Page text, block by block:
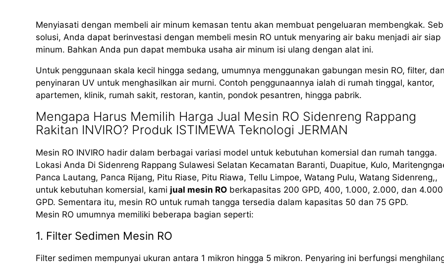
Menyiasati dengan membeli air minum kemasan tentu akan membuat pengeluaran membengkak.
solusi, Anda dapat berinvestasi dengan membeli mesin RO untuk menyaring air baku menjadi air siap
minum. Bahkan Anda pun dapat membuka usaha air minum isi ulang dengan alat ini.
Untuk penggunaan skala kecil hingga sedang, umumnya menggunakan gabungan mesin RO, filter,
penyinaran UV untuk menghasilkan air murni. Contoh penggunaannya ialah di rumah tinggal, kantor,
apartemen, klinik, rumah sakit, restoran, kantin, pondok pesantren, hingga pabrik.
Mengapa Harus Memilih Harga Jual Mesin RO Sidenreng Rappang
Rakitan INVIRO? Produk ISTIMEWA Teknologi JERMAN
Mesin RO INVIRO hadir dalam berbagai variasi model untuk kebutuhan komersial dan rumah tangga.
Lokasi Anda Di Sidenreng Rappang Sulawesi Selatan Kecamatan Baranti, Duapitue, Kulo,
Panca Lautang, Panca Rijang, Pitu Riase, Pitu Riawa, Tellu Limpoe, Watang Pulu, Watang Sidenreng,,
untuk kebutuhan komersial, kami jual mesin RO berkapasitas 200 GPD, 400, 1.000, 2.000, dan 4.000
GPD. Sementara itu, mesin RO untuk rumah tangga tersedia dalam kapasitas 50 dan 75 GPD.
Mesin RO umumnya memiliki beberapa bagian seperti:
1. Filter Sedimen Mesin RO
Filter sedimen mempunyai ukuran antara 1 mikron hingga 5 mikron. Penyaring ini berfungsi